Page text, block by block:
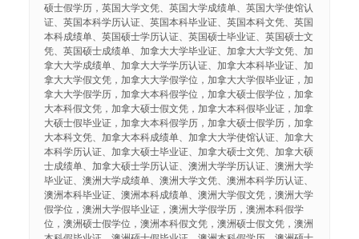
硕士假学历，英国大学文凭、英国大学成绩单、英国大学使馆认
证、英国本科学历认证、英国本科毕业证、英国本科文凭、英国
本科成绩单、英国硕士学历认证、英国硕士毕业证、英国硕士文
凭、英国硕士成绩单、加拿大大学毕业证、加拿大大学文凭、加
拿大大学成绩单、加拿大大学学历认证、加拿大本科毕业证、加
拿大大学假文凭，加拿大大学假学位，加拿大大学假毕业证，加
拿大大学假学历，加拿大本科假学位，加拿大硕士假学位，加拿
大本科假文凭，加拿大硕士假文凭，加拿大本科假毕业证，加拿
大硕士假毕业证，加拿大本科假学历，加拿大硕士假学历，加拿
大本科文凭、加拿大本科成绩单、加拿大大学使馆认证、加拿大
本科学历认证、加拿大硕士毕业证、加拿大硕士文凭、加拿大硕
士成绩单、加拿大硕士学历认证、澳洲大学学历认证、澳洲大学
毕业证、澳洲大学成绩单、澳洲大学文凭、澳洲本科学历认证、
澳洲本科毕业证、澳洲本科成绩单、澳洲大学假文凭，澳洲大学
假学位，澳洲大学假毕业证，澳洲大学假学历，澳洲本科假学
位，澳洲硕士假学位，澳洲本科假文凭，澳洲硕士假文凭，澳洲